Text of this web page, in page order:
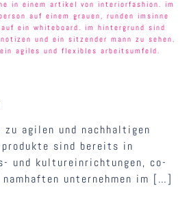
agilen und nachhaltigen
sind bereits in
und kultureinrichtungen, co-
unternehmen im […]